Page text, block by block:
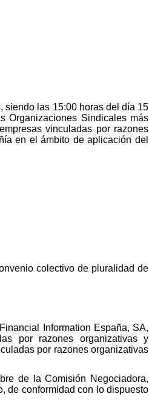
siendo las 15:00 horas del día 15
Organizaciones Sindicales más
vinculadas por razones
en el ámbito de aplicación del
colectivo de pluralidad de
Information España, SA,
por razones organizativas y
por razones organizativas
de la Comisión Negociadora,
de conformidad con lo dispuesto